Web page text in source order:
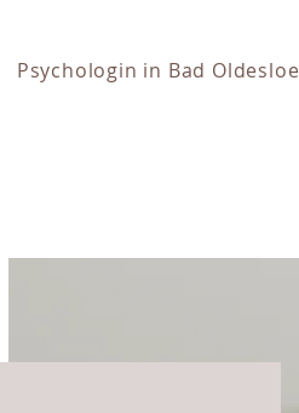
Psychologin in Bad Oldesloe